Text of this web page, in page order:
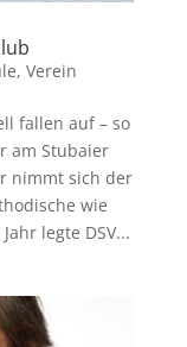
, Verein
fallen auf – so
am Stubaier
nimmt sich der
wie
legte DSV...